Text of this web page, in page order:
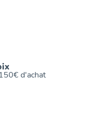
d'achat